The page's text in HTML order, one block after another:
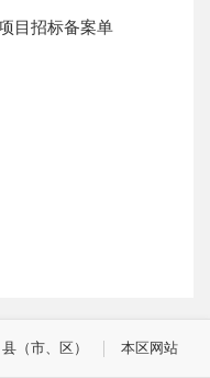
目招标备案单
县（市、区） 本区网站